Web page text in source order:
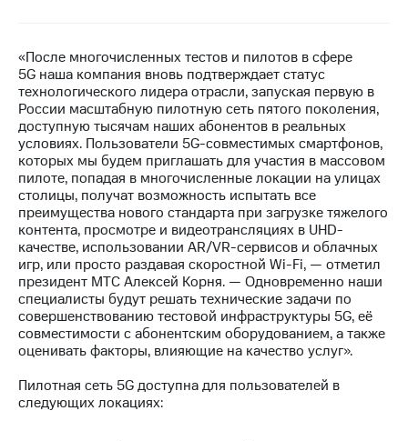
Пригласить
спикера
и акционерам
Корпоративное
управление
Корпоративный
секретарь
Раскрытие
информации
Информация
акционерам
Документы
ПАО
"МТС"
Собрания
акционеров
кабинет
акционера
«После многочисленных тестов и пилотов в сфере
5G наша компания вновь подтверждает статус
технологического лидера отрасли, запуская первую в
России масштабную пилотную сеть пятого поколения,
доступную тысячам наших абонентов в реальных
условиях. Пользователи 5G-совместимых смартфонов,
которых мы будем приглашать для участия в массовом
пилоте, попадая в многочисленные локации на улицах
столицы, получат возможность испытать все
преимущества нового стандарта при загрузке тяжелого
контента, просмотре и видеотрансляциях в UHD-
качестве, использовании AR/VR-сервисов и облачных
игр, или просто раздавая скоростной Wi-Fi, — отметил
президент МТС Алексей Корня. — Одновременно наши
специалисты будут решать технические задачи по
совершенствованию тестовой инфраструктуры 5G, её
совместимости с абонентским оборудованием, а также
оценивать факторы, влияющие на качество услуг».
Пилотная сеть 5G доступна для пользователей в
следующих локациях: